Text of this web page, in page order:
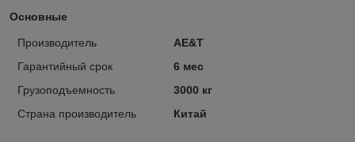
Основные
Производитель
AE&T
Гарантийный срок
6 мес
Грузоподъемность
3000 кг
Страна производитель
Китай